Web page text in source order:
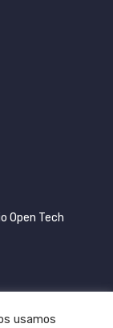
Open Tech
usamos